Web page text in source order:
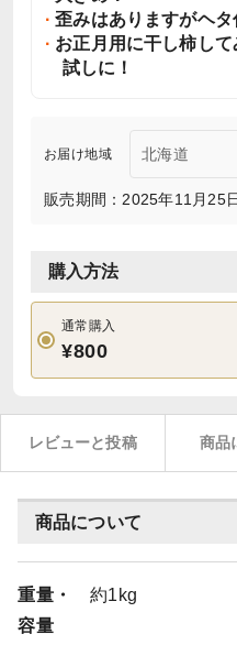
歪みはありますがヘタ
お正月用に干し柿し
試しに！
お届け地域
販売期間：2025年11月25
購入方法
通常購入
¥800
レビューと投稿 商品
商品について
重量・
容量
約1kg